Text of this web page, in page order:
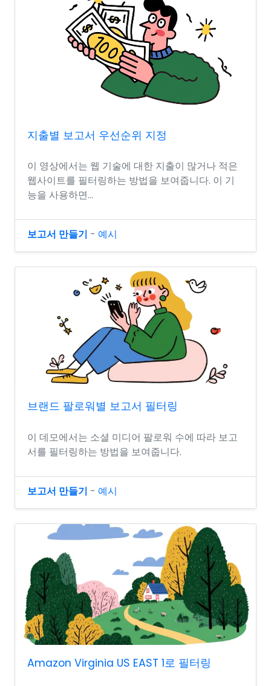
지출별 보고서 우선순위 지정
이 영상에서는 웹 기술에 대한 지출이 많거나 적은
웹사이트를 필터링하는 방법을 보여줍니다. 이 기
능을 사용하면...
보고서 만들기 - 예시
브랜드 팔로워별 보고서 필터링
이 데모에서는 소셜 미디어 팔로워 수에 따라 보고
서를 필터링하는 방법을 보여줍니다.
보고서 만들기 - 예시
Amazon Virginia US EAST 1로 필터링